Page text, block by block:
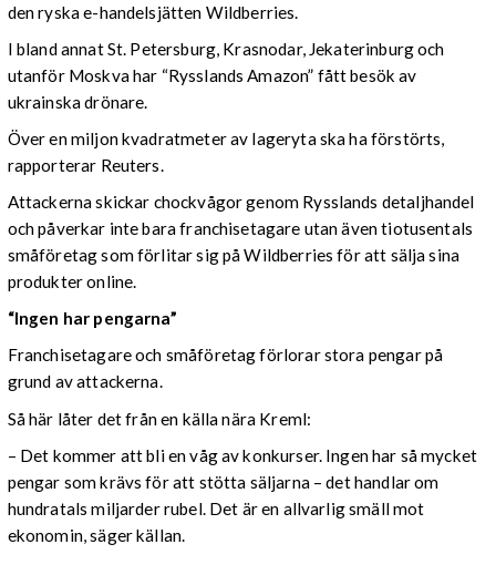
den ryska e-handelsjätten Wildberries.
I bland annat St. Petersburg, Krasnodar, Jekaterinburg och
utanför Moskva har “Rysslands Amazon” fått besök av
ukrainska drönare.
Över en miljon kvadratmeter av lageryta ska ha förstörts,
rapporterar Reuters.
Attackerna skickar chockvågor genom Rysslands detaljhandel
och påverkar inte bara franchisetagare utan även tiotusentals
småföretag som förlitar sig på Wildberries för att sälja sina
produkter online.
“Ingen har pengarna”
Franchisetagare och småföretag förlorar stora pengar på
grund av attackerna.
Så här låter det från en källa nära Kreml:
– Det kommer att bli en våg av konkurser. Ingen har så mycket
pengar som krävs för att stötta säljarna – det handlar om
hundratals miljarder rubel. Det är en allvarlig smäll mot
ekonomin, säger källan.